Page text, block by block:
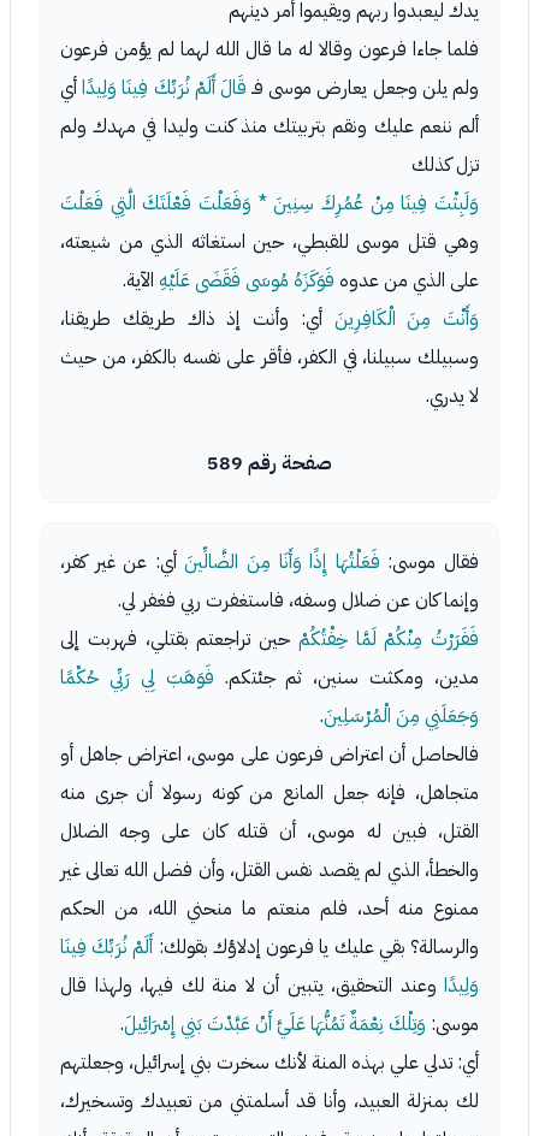
يدك ليعبدوا ربهم ويقيموا أمر دينهم
فلما جاءا فرعون وقالا له ما قال الله لهما لم يؤمن فرعون
ولم يلن وجعل يعارض موسى فـ قَالَ أَلَمْ نُرَبِّكَ فِينَا وَلِيدًاأي
ألم ننعم عليك ونقم بتربيتك منذ كنت وليدا في مهدك ولم
تزل كذلك
وَلَبِثْتَ فِينَا مِنْ عُمُرِكَ سِنِينَ * وَفَعَلْتَ فَعْلَتَكَ الَّتِي فَعَلْتَ
وهي قتل موسى للقبطي، حين استغاثه الذي من شيعته،
على الذي من عدوه فَوَكَزَهُ مُوسَى فَقَضَى عَلَيْهِ الآية.
وَأَنْتَ مِنَ الْكَافِرِينَ أي: وأنت إذ ذاك طريقك طريقنا،
وسبيلك سبيلنا، في الكفر، فأقر على نفسه بالكفر، من حيث
لا يدري.
صفحة رقم 589
فقال موسى: فَعَلْتُهَا إِذًا وَأَنَا مِنَ الضَّالِّينَأي: عن غير كفر،
وإنما كان عن ضلال وسفه، فاستغفرت ربي فغفر لي.
فَفَرَرْتُ مِنْكُمْ لَمَّا خِفْتُكُمْ حين تراجعتم بقتلي، فهربت إلى
مدين، ومكثت سنين، ثم جئتكم. فَوَهَبَ لِي رَبِّي حُكْمًا
وَجَعَلَنِي مِنَ الْمُرْسَلِينَ.
فالحاصل أن اعتراض فرعون على موسى، اعتراض جاهل أو
متجاهل، فإنه جعل المانع من كونه رسولا أن جرى منه
القتل، فبين له موسى، أن قتله كان على وجه الضلال
والخطأ، الذي لم يقصد نفس القتل، وأن فضل الله تعالى غير
ممنوع منه أحد، فلم منعتم ما منحني الله، من الحكم
والرسالة؟ بقي عليك يا فرعون إدلاؤك بقولك: أَلَمْ نُرَبِّكَ فِينَا
وَلِيدًا وعند التحقيق، يتبين أن لا منة لك فيها، ولهذا قال
موسى: وَتِلْكَ نِعْمَةٌ تَمُنُّهَا عَلَيَّ أَنْ عَبَّدْتَ بَنِي إِسْرَائِيلَ.
أي: تدلي علي بهذه المنة لأنك سخرت بني إسرائيل، وجعلتهم
لك بمنزلة العبيد، وأنا قد أسلمتني من تعبيدك وتسخيرك،